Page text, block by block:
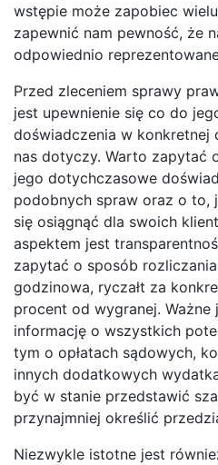
wstępie może zapobiec
zapewnić nam pewność, że
odpowiednio
Przed zleceniem sprawy
jest upewnienie się co do
doświadczenia w konkretnej
nas dotyczy. Warto zapytać
jego dotychczasowe
podobnych spraw oraz o to,
się osiągnąć dla swoich
aspektem jest
zapytać o sposób
godzinowa, ryczałt za
procent od wygranej. Ważne
informację o wszystkich
tym o opłatach sądowych,
innych dodatkowych
być w stanie przedstawić
przynajmniej określić
Niezwykle istotne jest